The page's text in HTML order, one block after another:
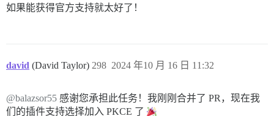
如果能获得官方支持就太好了！
david (David Taylor) 2024 年10 月 16 日 11:32
298
@balazsor55 感谢您承担此任务！我刚刚合并了 PR，现在我
们的插件支持选择加入 PKCE 了